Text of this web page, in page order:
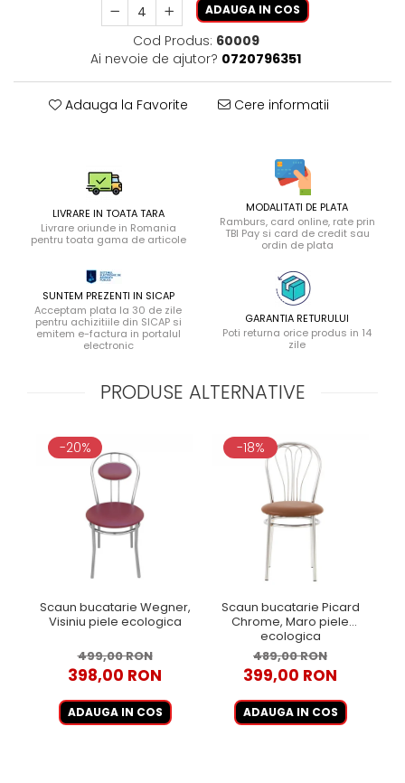
ADAUGA IN COS
Cod Produs: 60009
Ai nevoie de ajutor? 0720796351
Adauga la Favorite Cere informatii
LIVRARE IN TOATA TARA
Livrare oriunde in Romania
pentru toata gama de articole
MODALITATI DE PLATA
Ramburs, card online, rate prin
TBI Pay si card de credit sau
ordin de plata
SUNTEM PREZENTI IN SICAP
Acceptam plata la 30 de zile
pentru achizitiile din SICAP si
emitem e-factura in portalul
electronic
GARANTIA RETURULUI
Poti returna orice produs in 14
zile
PRODUSE ALTERNATIVE
-20%
Scaun bucatarie Wegner,
Visiniu piele ecologica
499,00 RON
398,00 RON
ADAUGA IN COS
-18%
Scaun bucatarie Picard
Chrome, Maro piele
ecologica
489,00 RON
399,00 RON
ADAUGA IN COS